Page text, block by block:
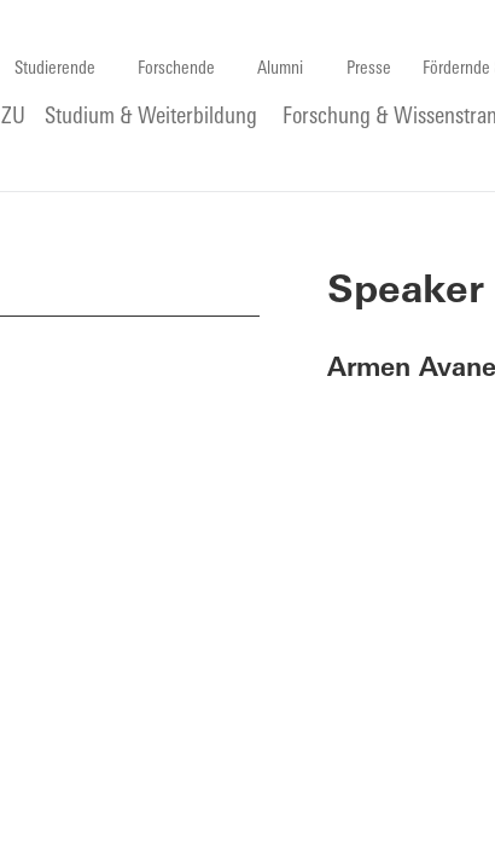
Studierende Forschende Alumni Presse Fördernde
ZU Studium & Weiterbildung Forschung &
Speaker
Armen